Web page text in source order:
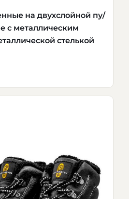
на двухслойной пу/
с металлическим
стелькой